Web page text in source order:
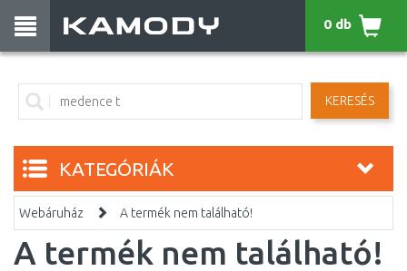
KERESÉS
0 db
KATEGÓRIÁK
Webáruház A termék nem található!
A termék nem található!